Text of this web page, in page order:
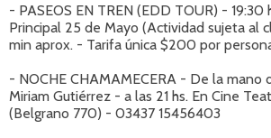
- PASEOS EN TREN (EDD TOUR) - 19:30
Principal 25 de Mayo (Actividad sujeta al
min aprox. - Tarifa única $200 por
- NOCHE CHAMAMECERA - De la mano
Miriam Gutiérrez - a las 21 hs. En Cine
(Belgrano 770) - 03437 15456403